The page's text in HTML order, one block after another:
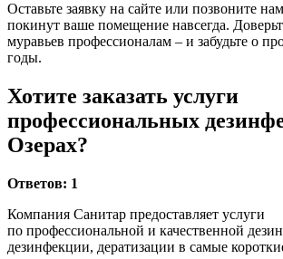
Оставьте заявку на сайте или позвоните
покинут ваше помещение навсегда.
муравьев профессионалам – и забудьте о
годы.
Хотите заказать услуги
профессиональных
Озерах?
Ответов: 1
Компания Санитар предоставляет услуги
по профессиональной и качественной
дезинфекции, дератизации в самые